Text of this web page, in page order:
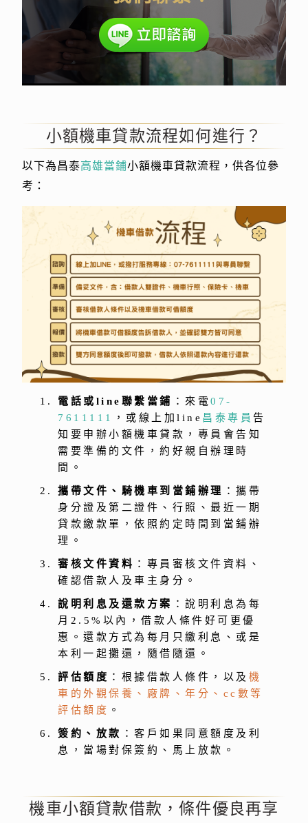
小額機車貸款流程如何進行？
以下為昌泰高雄當鋪小額機車貸款流程，供各位參
考：
電話或line聯繫當鋪 ：來電07-
7611111
，或線上加line 昌泰專員 告
知要申辦小額機車貸款，專員會告知
需要準備的文件，約好親自辦理時
間。
攜帶文件、騎機車到當鋪辦理
：攜帶
身分證及第二證件、行照、最近一期
貸款繳款單，依照約定時間到當鋪辦
理。
審核文件資料 ：專員審核文件資料、
確認借款人及車主身分。
說明利息及還款方案
：說明利息為每
月2.5%以內，借款人條件好可更優
惠。還款方式為每月只繳利息、或是
本利一起攤還，隨借隨還。
評估額度 ：根據借款人條件，以及 機
車的外觀保養、廠牌、年分、cc數等
評估額度 。
簽約、放款
：客戶如果同意額度及利
息，當場對保簽約、馬上放款。
機車小額貸款借款，條件優良再享